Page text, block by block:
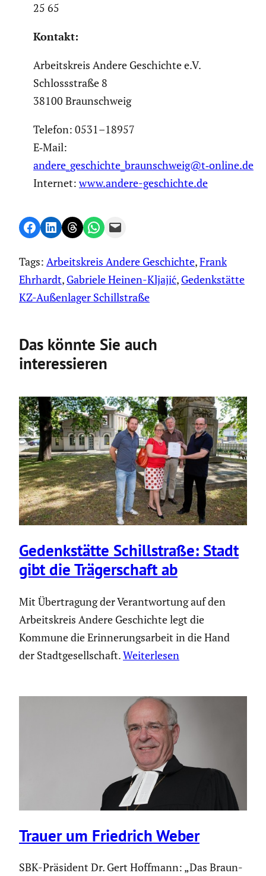
25 65
Kontakt:
Arbeits­kreis Andere Geschichte e.V.
Schloss­straße 8
38100 Braun­schweig
Telefon: 0531–18957
E‑Mail:
andere_geschichte_braunschweig@t‑online.de
Internet:www.andere-geschichte.de
Share on Facebook
Share on LinkedIn
Share on Threads
Share on WhatsApp
Email this Page
Tags: Arbeitskreis Andere Geschichte, Frank
Ehrhardt, Gabriele Heinen-Kljajić, Gedenkstätte
KZ-Außenlager Schillstraße
Das könnte Sie auch
interessieren
Gedenk­stätte Schill­straße: Stadt
gibt die Träger­schaft ab
Mit Übertragung der Verantwortung auf den
Arbeitskreis Andere Geschichte legt die
Kommune die Erinnerungsarbeit in die Hand
der Stadtgesellschaft.Weiterlesen
Trauer um Friedrich Weber
SBK-Präsident Dr. Gert Hoffmann: „Das Braun­